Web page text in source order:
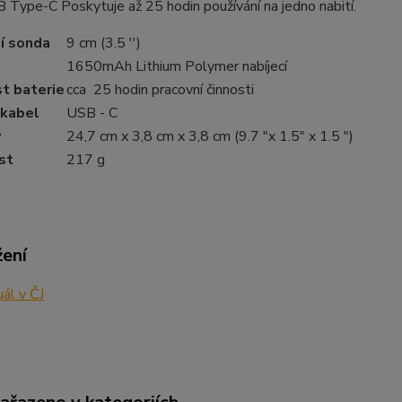
Type-C Poskytuje až 25 hodin používání na jedno nabití.
sonda
9 cm (3.5 '')
1650mAh Lithium Polymer nabíjecí
bateriecca 25 hodin pracovní činnosti
USB - C
24,7 cm x 3,8 cm x 3,8 cm (9.7 "x 1.5" x 1.5 ")
217 g
v ČJ